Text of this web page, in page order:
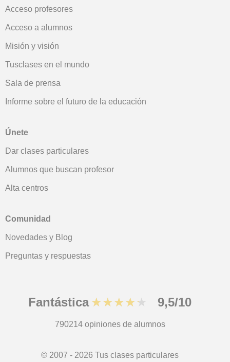
Acceso profesores
Acceso a alumnos
Misión y visión
Tusclases en el mundo
Sala de prensa
Informe sobre el futuro de la educación
Únete
Dar clases particulares
Alumnos que buscan profesor
Alta centros
Comunidad
Novedades y Blog
Preguntas y respuestas
Fantástica ★★★★★ 9,5/10
790214 opiniones de alumnos
© 2007 - 2026 Tus clases particulares